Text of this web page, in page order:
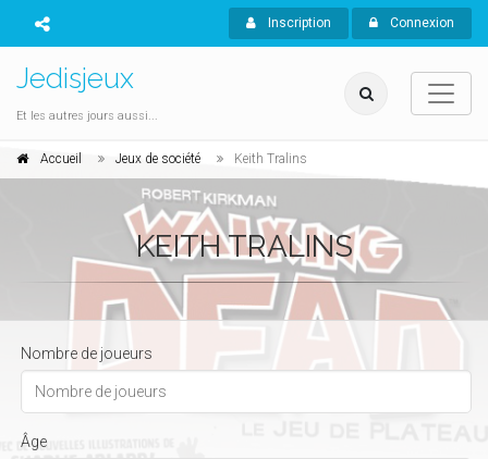
Inscription Connexion
Jedisjeux
Et les autres jours aussi...
Accueil Jeux de société Keith Tralins
KEITH TRALINS
Nombre de joueurs
Âge